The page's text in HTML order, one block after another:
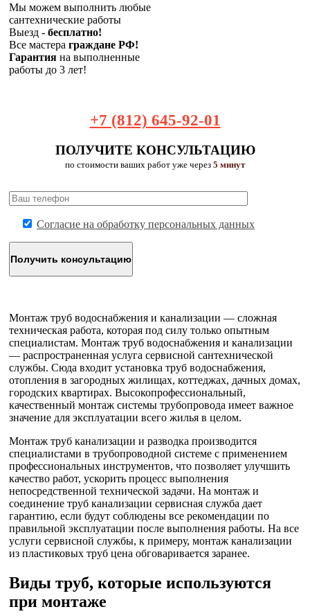
Мы можем выполнить любые
сантехнические работы
Выезд - бесплатно!
Все мастера граждане РФ!
Гарантия на выполненные
работы до 3 лет!
+7 (812) 645-92-01
ПОЛУЧИТЕ КОНСУЛЬТАЦИЮ
по стоимости ваших работ уже через 5 минут
Согласие на обработку персональных данных
Монтаж труб водоснабжения и канализации — сложная
техническая работа, которая под силу только опытным
специалистам. Монтаж труб водоснабжения и канализации
— распространенная услуга сервисной сантехнической
службы. Сюда входит установка труб водоснабжения,
отопления в загородных жилищах, коттеджах, дачных домах,
городских квартирах. Высокопрофессиональный,
качественный монтаж системы трубопровода имеет важное
значение для эксплуатации всего жилья в целом.
Монтаж труб канализации и разводка производится
специалистами в трубопроводной системе с применением
профессиональных инструментов, что позволяет улучшить
качество работ, ускорить процесс выполнения
непосредственной технической задачи. На монтаж и
соединение труб канализации сервисная служба дает
гарантию, если будут соблюдены все рекомендации по
правильной эксплуатации после выполнения работы. На все
услуги сервисной службы, к примеру, монтаж канализации
из пластиковых труб цена обговаривается заранее.
Виды труб, которые используются
при монтаже